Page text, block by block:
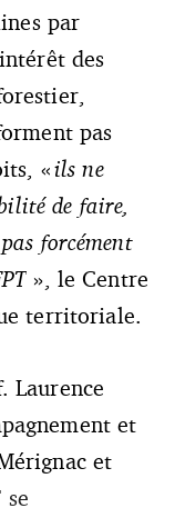
par
des
pas
«ils ne
de faire,
forcément
», le Centre
territoriale.
Laurence
et
et